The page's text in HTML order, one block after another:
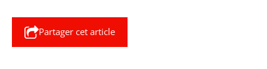
Partager cet article